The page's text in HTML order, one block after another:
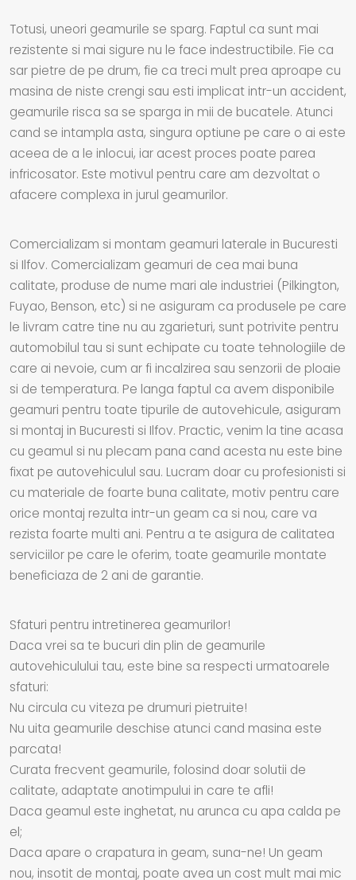
Totusi, uneori geamurile se sparg. Faptul ca sunt mai
rezistente si mai sigure nu le face indestructibile. Fie ca
sar pietre de pe drum, fie ca treci mult prea aproape cu
masina de niste crengi sau esti implicat intr-un accident,
geamurile risca sa se sparga in mii de bucatele. Atunci
cand se intampla asta, singura optiune pe care o ai este
aceea de a le inlocui, iar acest proces poate parea
infricosator. Este motivul pentru care am dezvoltat o
afacere complexa in jurul geamurilor.
Comercializam si montam geamuri laterale in Bucuresti
si Ilfov. Comercializam geamuri de cea mai buna
calitate, produse de nume mari ale industriei (Pilkington,
Fuyao, Benson, etc) si ne asiguram ca produsele pe care
le livram catre tine nu au zgarieturi, sunt potrivite pentru
automobilul tau si sunt echipate cu toate tehnologiile de
care ai nevoie, cum ar fi incalzirea sau senzorii de ploaie
si de temperatura. Pe langa faptul ca avem disponibile
geamuri pentru toate tipurile de autovehicule, asiguram
si montaj in Bucuresti si Ilfov. Practic, venim la tine acasa
cu geamul si nu plecam pana cand acesta nu este bine
fixat pe autovehiculul sau. Lucram doar cu profesionisti si
cu materiale de foarte buna calitate, motiv pentru care
orice montaj rezulta intr-un geam ca si nou, care va
rezista foarte multi ani. Pentru a te asigura de calitatea
serviciilor pe care le oferim, toate geamurile montate
beneficiaza de 2 ani de garantie.
Sfaturi pentru intretinerea geamurilor!
Daca vrei sa te bucuri din plin de geamurile
autovehiculului tau, este bine sa respecti urmatoarele
sfaturi:
Nu circula cu viteza pe drumuri pietruite!
Nu uita geamurile deschise atunci cand masina este
parcata!
Curata frecvent geamurile, folosind doar solutii de
calitate, adaptate anotimpului in care te afli!
Daca geamul este inghetat, nu arunca cu apa calda pe
el;
Daca apare o crapatura in geam, suna-ne! Un geam
nou, insotit de montaj, poate avea un cost mult mai mic